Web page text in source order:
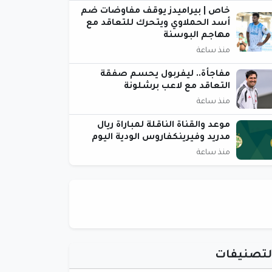
خاص | بيراميدز يوقف مفاوضات ضم
أسد الحملاوي ويتحرك للتعاقد مع
مهاجم البوسنة
منذ ساعة
مفاجأة.. ليفربول يحسم صفقة
التعاقد مع لاعب برشلونة
منذ ساعة
موعد والقناة الناقلة لمباراة ريال
مدريد وفيرينكفاروس الودية اليوم
منذ ساعة